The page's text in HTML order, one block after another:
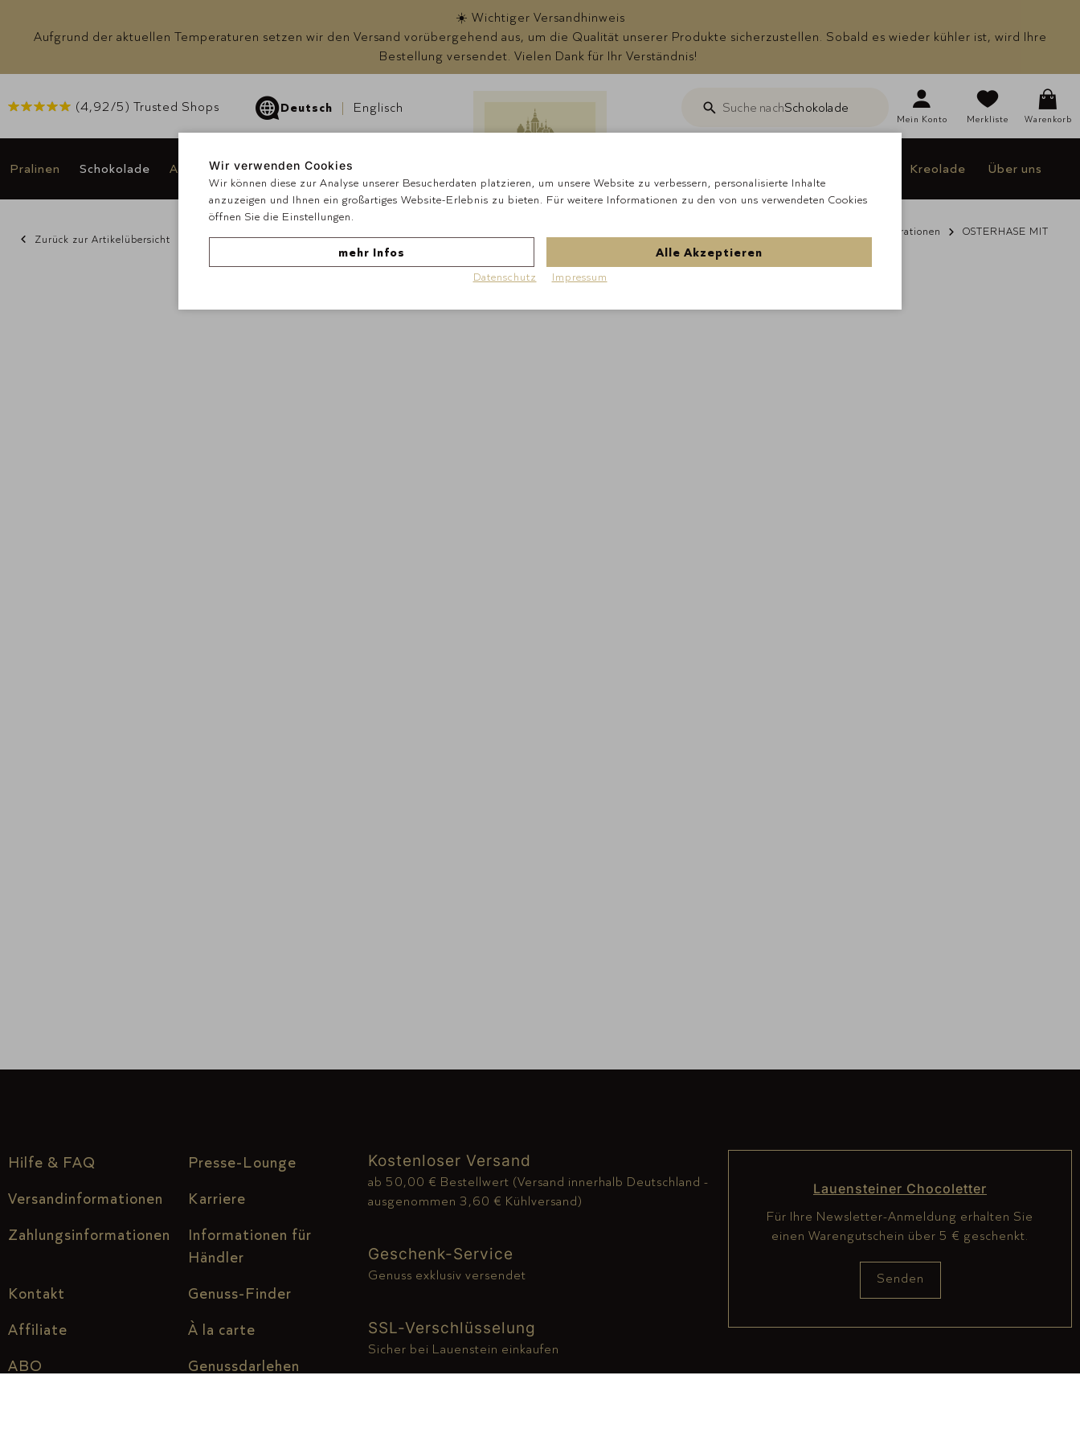
☀️ Wichtiger Versandhinweis
Aufgrund der aktuellen Temperaturen setzen wir den Versand vorübergehend aus, um die Qualität unserer Produkte sicherzustellen. Sobald es wieder kühler ist, wird Ihre
Bestellung versendet. Vielen Dank für Ihr Verständnis!
(4,92 /5) Trusted Shops Deutsch Englisch SucheSuche nachSchokolade
Mein Konto Merkliste Warenkorb
Pralinen Schokolade Anlässe & Geschenke Angebote Kreolade Über uns
Dekorationen
OSTERHASE MIT
Zurück zur Artikelübersicht
Hilfe & FAQ
Presse-Lounge
Versandinformationen
Karriere
Zahlungsinformationen
Informationen für
Händler
Kontakt
Genuss-Finder
Affiliate
À la carte
ABO
Genussdarlehen
Kostenloser Versand
ab 50,00 € Bestellwert (Versand innerhalb Deutschland -
ausgenommen 3,60 € Kühlversand)
Geschenk-Service
Genuss exklusiv versendet
SSL-Verschlüsselung
Sicher bei Lauenstein einkaufen
Lauensteiner Chocoletter
Für Ihre Newsletter-Anmeldung erhalten Sie
einen Warengutschein über 5 € geschenkt.
Wir verwenden Cookies
Wir können diese zur Analyse unserer Besucherdaten platzieren, um unsere Website zu verbessern, personalisierte Inhalte
anzuzeigen und Ihnen ein großartiges Website-Erlebnis zu bieten. Für weitere Informationen zu den von uns verwendeten Cookies
öffnen Sie die Einstellungen.
mehr Infos Alle Akzeptieren
Datenschutz Impressum